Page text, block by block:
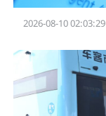
02:03:29 2026-08-10